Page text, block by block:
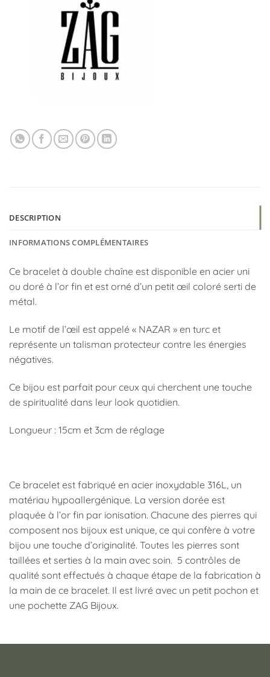
DESCRIPTION
INFORMATIONS COMPLÉMENTAIRES
Ce bracelet à double chaîne est disponible en acier uni
ou doré à l’or fin et est orné d’un petit œil coloré serti de
métal.
Le motif de l’œil est appelé « NAZAR » en turc et
représente un talisman protecteur contre les énergies
négatives.
Ce bijou est parfait pour ceux qui cherchent une touche
de spiritualité dans leur look quotidien.
Longueur : 15cm et 3cm de réglage
Ce bracelet est fabriqué en acier inoxydable 316L, un
matériau hypoallergénique. La version dorée est
plaquée à l’or fin par ionisation. Chacune des pierres qui
composent nos bijoux est unique, ce qui confère à votre
bijou une touche d’originalité. Toutes les pierres sont
taillées et serties à la main avec soin. 5 contrôles de
qualité sont effectués à chaque étape de la fabrication à
la main de ce bracelet. Il est livré avec un petit pochon et
une pochette ZAG Bijoux.